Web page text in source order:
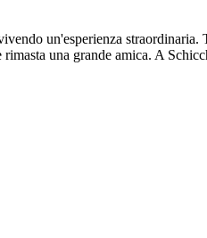
un'esperienza
una grande amica. A